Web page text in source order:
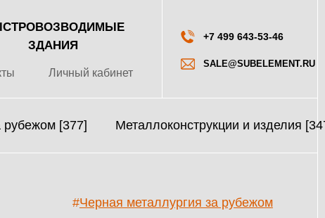
ЗДАНИЯ
Личный кабинет
+7 499 643-53-46
SALE@SUBELEMENT.RU
рубежом [377] Металлоконструкции и изделия
#Черная металлургия за рубежом